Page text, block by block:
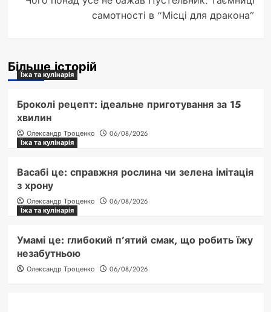
самотності в “Місці для дракона”
Більше історій
Їжа та кулінарія
Броколі рецепт: ідеальне приготування за 15
хвилин
Олександр Троценко
06/08/2026
Їжа та кулінарія
Васабі це: справжня рослина чи зелена імітація
з хрону
Олександр Троценко
06/08/2026
Їжа та кулінарія
Умамі це: глибокий п’ятий смак, що робить їжу
незабутньою
Олександр Троценко 06/08/2026